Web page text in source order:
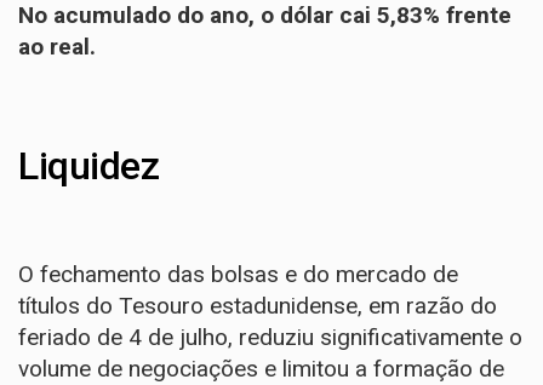
No acumulado do ano, o dólar cai 5,83% frente
ao real.
Liquidez
O fechamento das bolsas e do mercado de
títulos do Tesouro estadunidense, em razão do
feriado de 4 de julho, reduziu significativamente o
volume de negociações e limitou a formação de